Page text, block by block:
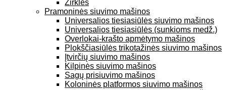
Žirklės
Pramoninės siuvimo mašinos
Universalios tiesiasiūlės siuvimo mašinos
Universalios tiesiasiūlės (sunkioms medž.)
Overlokai-krašto apmėtymo mašinos
Plokščiasiūlės trikotažinės siuvimo mašinos
Įtvirčių siuvimo mašinos
Kilpinės siuvimo mašinos
Sagų prisiuvimo mašinos
Koloninės platformos siuvimo mašinos